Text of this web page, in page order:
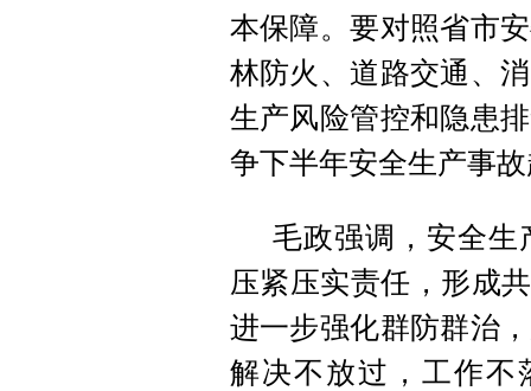
本保障。要对照省市
林防火、道路交通、
生产风险管控和隐患
争下半年安全生产事
毛政强调，安全生
压紧压实责任，形成
进一步强化群防群治
解决不放过，工作不